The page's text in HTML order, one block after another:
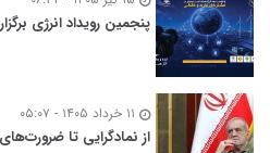
پنجمین رویداد انرژی
از نمادگرایی تا